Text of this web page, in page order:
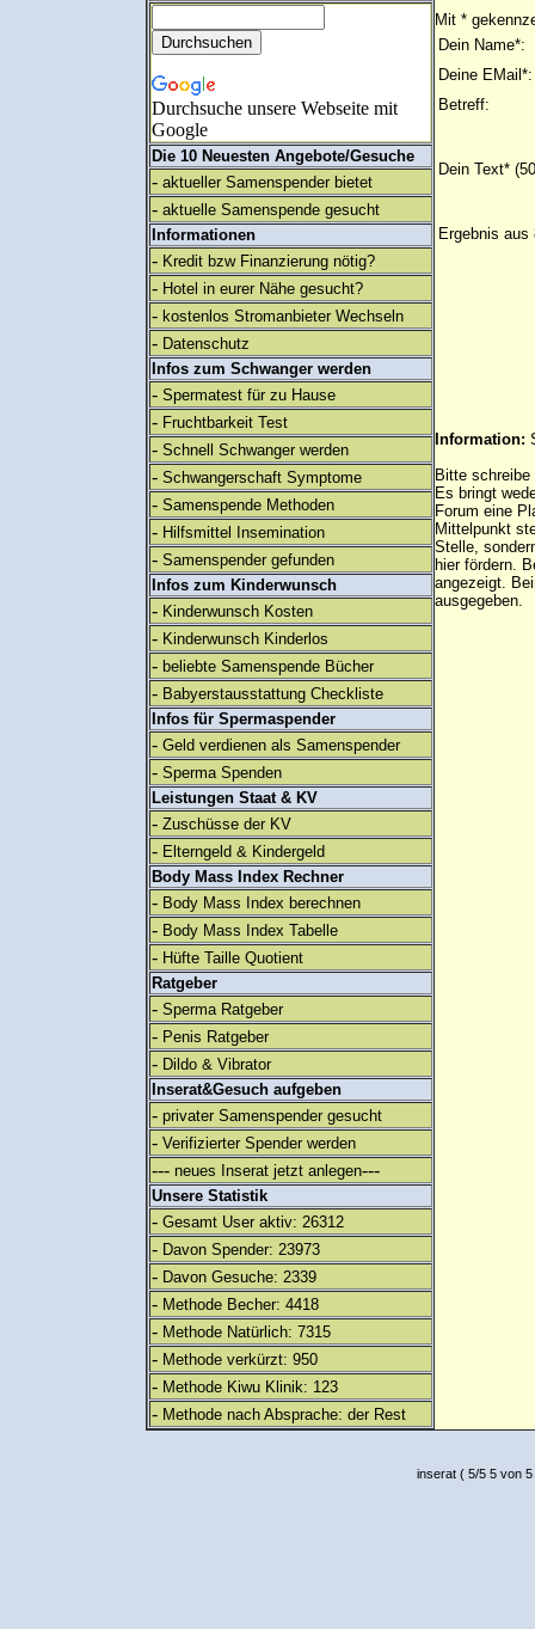
Durchsuche unsere Webseite mit
Google
Die 10 Neuesten Angebote/Gesuche
- aktueller Samenspender bietet
- aktuelle Samenspende gesucht
Informationen
- Kredit bzw Finanzierung nötig?
- Hotel in eurer Nähe gesucht?
- kostenlos Stromanbieter Wechseln
- Datenschutz
Infos zum Schwanger werden
- Spermatest für zu Hause
- Fruchtbarkeit Test
- Schnell Schwanger werden
- Schwangerschaft Symptome
- Samenspende Methoden
- Hilfsmittel Insemination
- Samenspender gefunden
Infos zum Kinderwunsch
- Kinderwunsch Kosten
- Kinderwunsch Kinderlos
- beliebte Samenspende Bücher
- Babyerstausstattung Checkliste
Infos für Spermaspender
- Geld verdienen als Samenspender
- Sperma Spenden
Leistungen Staat & KV
- Zuschüsse der KV
- Elterngeld & Kindergeld
Body Mass Index Rechner
- Body Mass Index berechnen
- Body Mass Index Tabelle
- Hüfte Taille Quotient
Ratgeber
- Sperma Ratgeber
- Penis Ratgeber
- Dildo & Vibrator
Inserat&Gesuch aufgeben
- privater Samenspender gesucht
- Verifizierter Spender werden
--- neues Inserat jetzt anlegen---
Unsere Statistik
- Gesamt User aktiv: 26312
- Davon Spender: 23973
- Davon Gesuche: 2339
- Methode Becher: 4418
- Methode Natürlich: 7315
- Methode verkürzt: 950
- Methode Kiwu Klinik: 123
- Methode nach Absprache: der Rest
Mit *
Dein Name*:
Deine EMail*:
Betreff:
Dein Text*
Ergebnis aus
Information:
Bitte
Es bringt
Forum eine
Mittelpunkt
Stelle,
hier fördern.
angezeigt.
ausgegeben.
inserat( 5/5 5 von 5